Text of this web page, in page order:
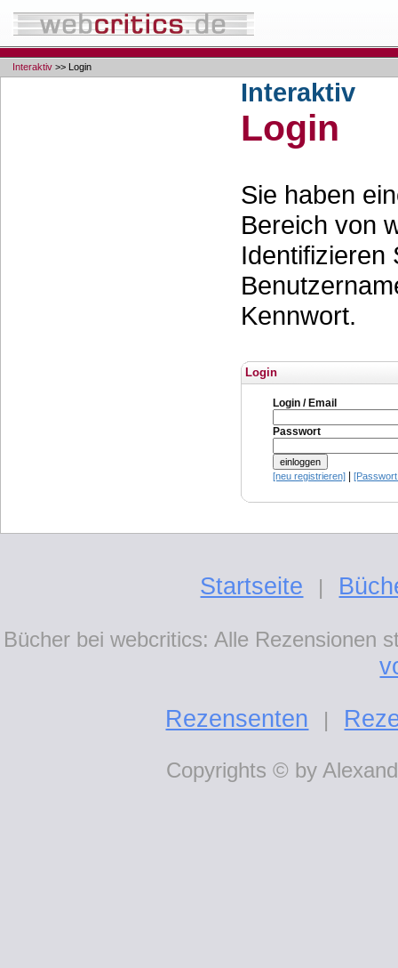
Interaktiv >> Login
Interaktiv
Login
Sie haben
Bereich von
Identifizieren
Kennwort.
Login
Login / Email
Passwort
[neu registrieren]
Startseite |
Bücher bei webcritics: Alle Rezensionen
Rezensenten
|
Copyrights © by